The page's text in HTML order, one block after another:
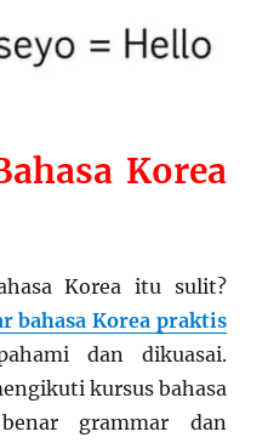
Korea
Korea itu sulit?
bahasa Korea praktis
dan dikuasai.
kursus bahasa
grammar dan